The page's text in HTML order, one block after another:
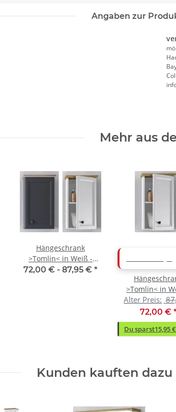
Angaben zur
Mehr aus
Hängeschrank
>Tomlin< in Weiß -
41x70x24cm (BxHxT)
72,00 € - 87,95 € *
>Tomlin< in
41x70x24cm
Alter Preis:
72,00 €
Du sparst15,95 €
Kunden kauften